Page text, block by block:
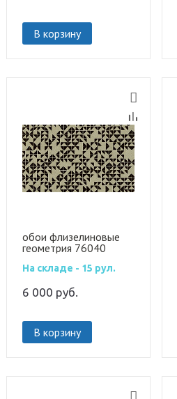
В корзину
обои флизелиновые
геометрия 76040
На складе - 15 рул.
6 000 руб.
В корзину